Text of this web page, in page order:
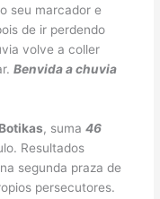
seu marcador e
de ir perdendo
volve a coller
Benvida a chuvia
Botikas, suma46
Resultados
segunda praza de
persecutores.